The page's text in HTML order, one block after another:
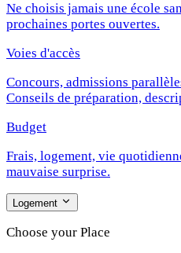
Ne choisis jamais une école
prochaines portes ouvertes.
Voies d'accès
Concours, admissions
Conseils de préparation,
Budget
Frais, logement, vie
mauvaise surprise.
Logement
Choose your Place